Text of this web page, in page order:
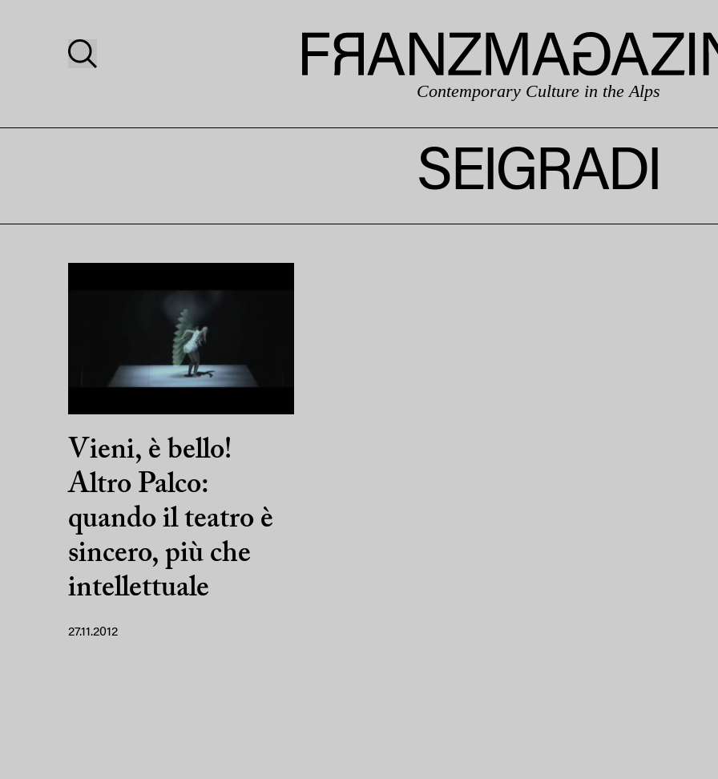
Contemporary Culture in the Alps
SEIGRADI
Vieni, è bello!
Altro Palco:
quando il teatro è
sincero, più che
intellettuale
27.11.2012